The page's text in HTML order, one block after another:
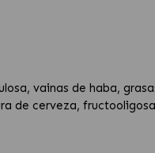
vainas de haba,
de cerveza,